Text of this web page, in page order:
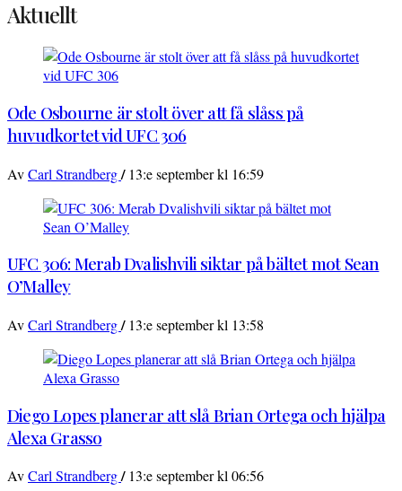
Aktuellt
Ode Osbourne är stolt över att få slåss på
huvudkortet vid UFC 306
AvCarl Strandberg/ 13:e september kl 16:59
UFC 306: Merab Dvalishvili siktar på bältet mot Sean
O’Malley
AvCarl Strandberg/ 13:e september kl 13:58
Diego Lopes planerar att slå Brian Ortega och hjälpa
Alexa Grasso
AvCarl Strandberg/ 13:e september kl 06:56